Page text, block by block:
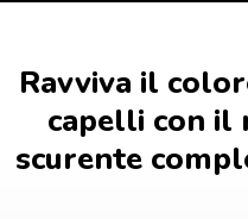
Ravviva il
capelli con il
scurente